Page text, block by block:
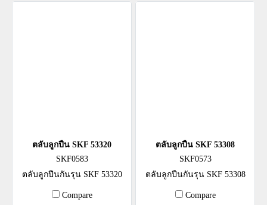
ตลับลูกปืน SKF 53320
SKF0583
ตลับลูกปืนกันรุน SKF 53320
Compare
ตลับลูกปืน SKF 53308
SKF0573
ตลับลูกปืนกันรุน SKF 53308
Compare